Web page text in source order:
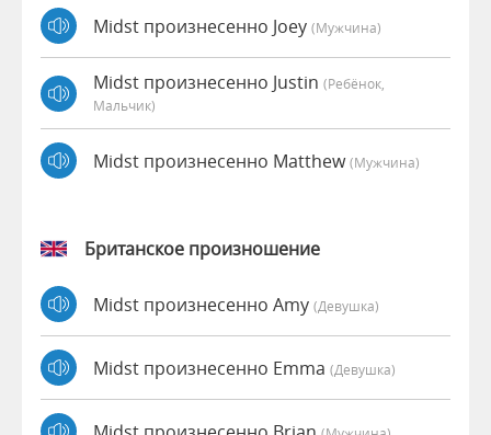
Midst произнесенно Joey (мужчина)
Midst произнесенно Justin (Ребёнок,
Мальчик)
Midst произнесенно Matthew(мужчина)
Британское произношение
Midst произнесенно Amy (девушка)
Midst произнесенно Emma (девушка)